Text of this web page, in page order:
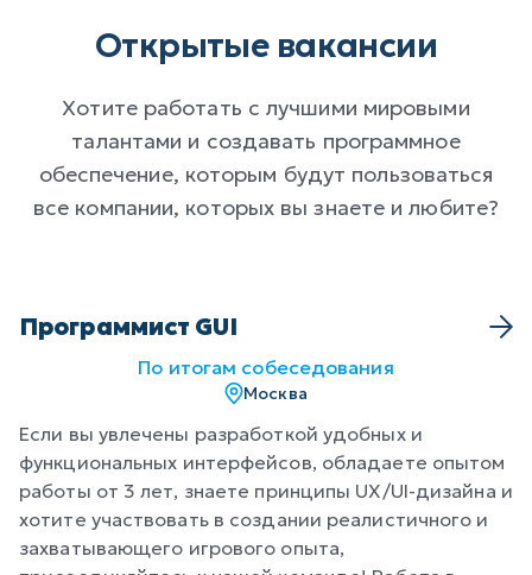
Открытые вакансии
Хотите работать с лучшими мировыми
талантами и создавать программное
обеспечение, которым будут пользоваться
все компании, которых вы знаете и любите?
Программист GUI
По итогам собеседования
Москва
Если вы увлечены разработкой удобных и
функциональных интерфейсов, обладаете опытом
работы от 3 лет, знаете принципы UX/UI-дизайна и
хотите участвовать в создании реалистичного и
захватывающего игрового опыта,